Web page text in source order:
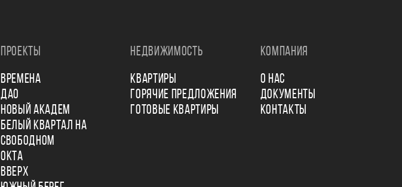
ПРОЕКТЫ
ВРЕМЕНА
ДАО
НОВЫЙ АКАДЕМ
БЕЛЫЙ КВАРТАЛ НА
СВОБОДНОМ
ОКТА
ВВЕРХ
НЕДВИЖИМОСТЬ
КВАРТИРЫ
ГОРЯЧИЕ ПРЕДЛОЖЕНИЯ
ГОТОВЫЕ КВАРТИРЫ
КОМПАНИЯ
О НАС
ДОКУМЕНТЫ
КОНТАКТЫ